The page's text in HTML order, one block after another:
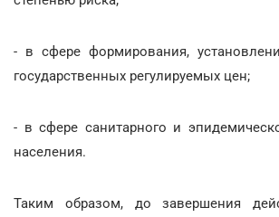
- в сфере формирования,
государственных регулируемых цен;
- в сфере санитарного и
населения.
Таким образом, до завершения